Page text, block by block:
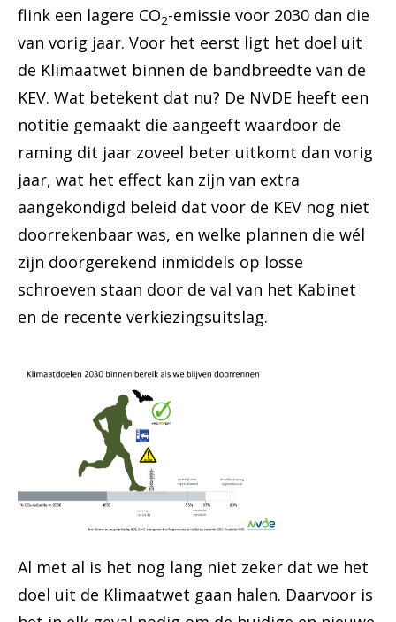
flink een lagere CO2-emissie voor 2030 dan die
van vorig jaar. Voor het eerst ligt het doel uit
de Klimaatwet binnen de bandbreedte van de
KEV. Wat betekent dat nu? De NVDE heeft een
notitie gemaakt die aangeeft waardoor de
raming dit jaar zoveel beter uitkomt dan vorig
jaar, wat het effect kan zijn van extra
aangekondigd beleid dat voor de KEV nog niet
doorrekenbaar was, en welke plannen die wél
zijn doorgerekend inmiddels op losse
schroeven staan door de val van het Kabinet
en de recente verkiezingsuitslag.
Al met al is het nog lang niet zeker dat we het
doel uit de Klimaatwet gaan halen. Daarvoor is